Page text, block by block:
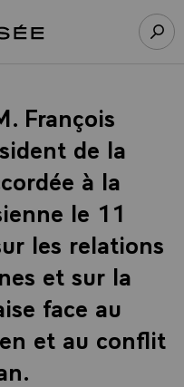
à l’accueil Élysée
François
de la
à la
le 11
les relations
et sur la
face au
et au conflit